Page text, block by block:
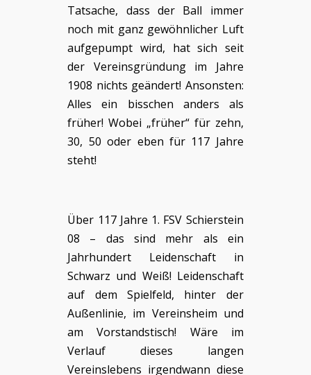
Tatsache, dass der Ball immer
noch mit ganz gewöhnlicher Luft
aufgepumpt wird, hat sich seit
der Vereinsgründung im Jahre
1908 nichts geändert! Ansonsten:
Alles ein bisschen anders als
früher! Wobei „früher“ für zehn,
30, 50 oder eben für 117 Jahre
steht!
Über 117 Jahre 1. FSV Schierstein
08 – das sind mehr als ein
Jahrhundert Leidenschaft in
Schwarz und Weiß! Leidenschaft
auf dem Spielfeld, hinter der
Außenlinie, im Vereinsheim und
am Vorstandstisch! Wäre im
Verlauf dieses langen
Vereinslebens irgendwann diese